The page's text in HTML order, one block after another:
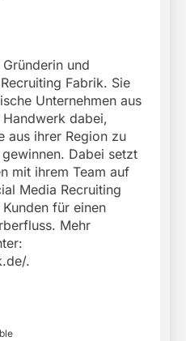
und
Fabrik. Sie
Unternehmen aus
dabei,
aus ihrer Region zu
Dabei setzt
mit ihrem Team auf
Media Recruiting
für einen
Mehr
.